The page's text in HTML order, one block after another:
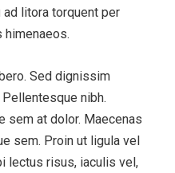
litora torquent per
himenaeos.
Sed dignissim
Pellentesque nibh.
sem at dolor. Maecenas
sem. Proin ut ligula vel
lectus risus, iaculis vel,